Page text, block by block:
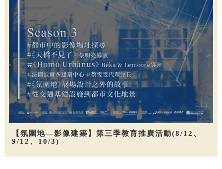
【氛圍地—影像建築】第三季教育推廣活動(8/12、
9/12、10/3)